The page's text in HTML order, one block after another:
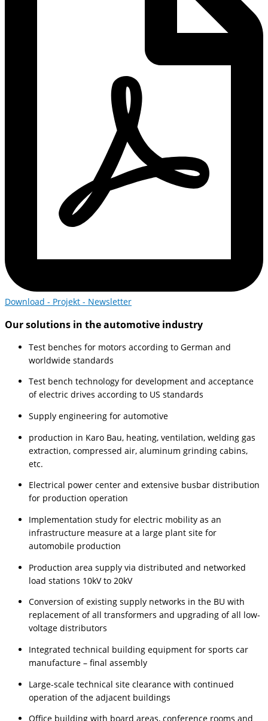
Download - Projekt - Newsletter
Our solutions in the automotive industry
Test benches for motors according to German and
worldwide standards
Test bench technology for development and acceptance
of electric drives according to US standards
Supply engineering for automotive
production in Karo Bau, heating, ventilation, welding gas
extraction, compressed air, aluminum grinding cabins,
etc.
Electrical power center and extensive busbar distribution
for production operation
Implementation study for electric mobility as an
infrastructure measure at a large plant site for
automobile production
Production area supply via distributed and networked
load stations 10kV to 20kV
Conversion of existing supply networks in the BU with
replacement of all transformers and upgrading of all low-
voltage distributors
Integrated technical building equipment for sports car
manufacture – final assembly
Large-scale technical site clearance with continued
operation of the adjacent buildings
Office building with board areas, conference rooms and